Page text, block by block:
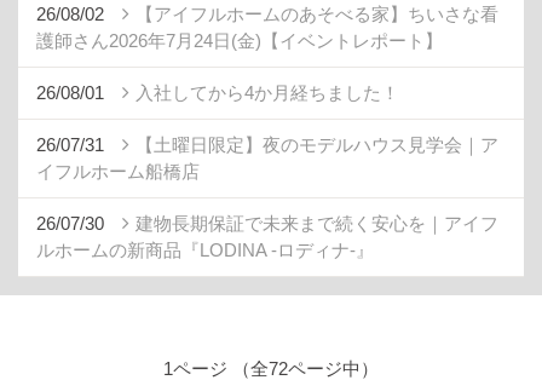
26/08/02
【アイフルホームのあそべる家】ちいさな看
護師さん2026年7月24日(金)【イベントレポート】
26/08/01 入社してから4か月経ちました！
26/07/31
【土曜日限定】夜のモデルハウス見学会｜ア
イフルホーム船橋店
26/07/30
建物長期保証で未来まで続く安心を｜アイフ
ルホームの新商品『LODINA -ロディナ-』
1ページ （全72ページ中）